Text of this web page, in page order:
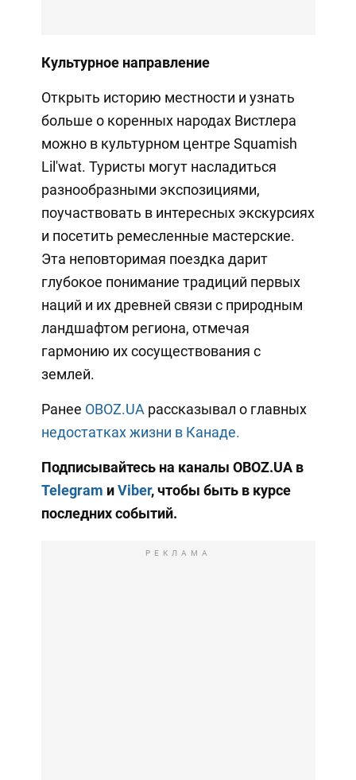
Культурное направление
Открыть историю местности и узнать
больше о коренных народах Вистлера
можно в культурном центре Squamish
Lil'wat. Туристы могут насладиться
разнообразными экспозициями,
поучаствовать в интересных экскурсиях
и посетить ремесленные мастерские.
Эта неповторимая поездка дарит
глубокое понимание традиций первых
наций и их древней связи с природным
ландшафтом региона, отмечая
гармонию их сосуществования с
землей.
Ранее OBOZ.UA рассказывал о главных
недостатках жизни в Канаде.
Подписывайтесь на каналы OBOZ.UA в
Telegram иViber, чтобы быть в курсе
последних событий.
РЕКЛАМА